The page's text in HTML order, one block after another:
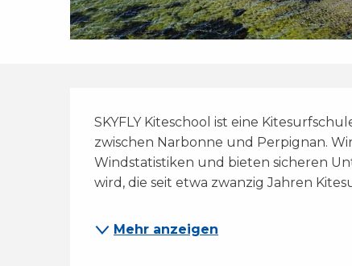
Beschreibung
SKYFLY Kiteschool ist eine
zwischen Narbonne und Perpignan.
Windstatistiken und bieten sicheren
wird, die seit etwa zwanzig Jahren
Mehr anzeigen